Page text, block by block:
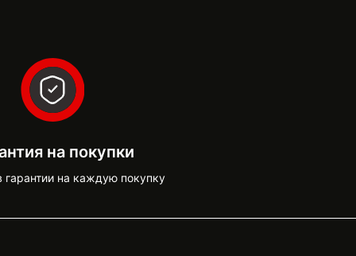
на покупки
гарантии на каждую покупку